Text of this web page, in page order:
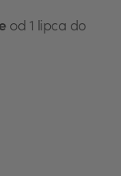
od 1 lipca do